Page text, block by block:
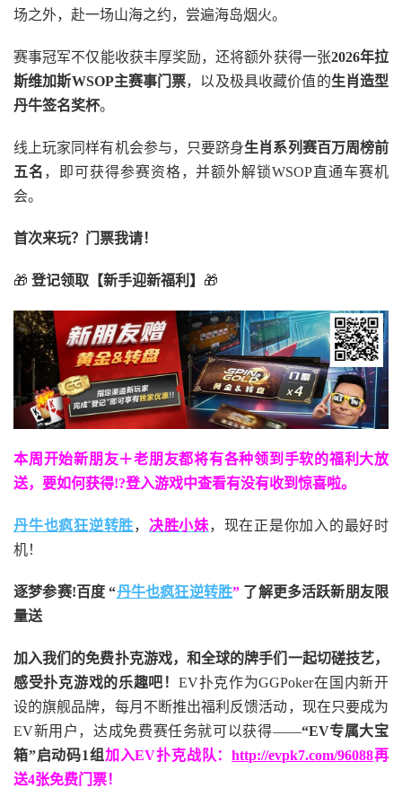
场之外，赴一场山海之约，尝遍海岛烟火。
赛事冠军不仅能收获丰厚奖励，还将额外获得一张2026年拉
斯维加斯WSOP主赛事门票，以及极具收藏价值的生肖造型
丹牛签名奖杯。
线上玩家同样有机会参与，只要跻身生肖系列赛百万周榜前
五名 ，即可获得参赛资格，并额外解锁WSOP直通车赛机
会。
首次来玩？门票我请！
🎁 登记领取【新手迎新福利】 🎁
本周开始新朋友＋老朋友都将有各种领到手软的福利大放
送，要如何获得!?登入游戏中查看有没有收到惊喜啦。
丹牛也疯狂逆转胜， 决胜小妹，现在正是你加入的最好时
机！
逐梦参赛!百度 “丹牛也疯狂逆转胜” 了解更多活跃新朋友限
量送
加入我们的免费扑克游戏，和全球的牌手们一起切磋技艺，
感受扑克游戏的乐趣吧！ EV扑克作为GGPoker在国内新开
设的旗舰品牌，每月不断推出福利反馈活动，现在只要成为
EV新用户，达成免费赛任务就可以获得——“EV专属大宝
箱”启动码1组 加入EV扑克战队：http://evpk7.com/96088再
送4张免费门票！